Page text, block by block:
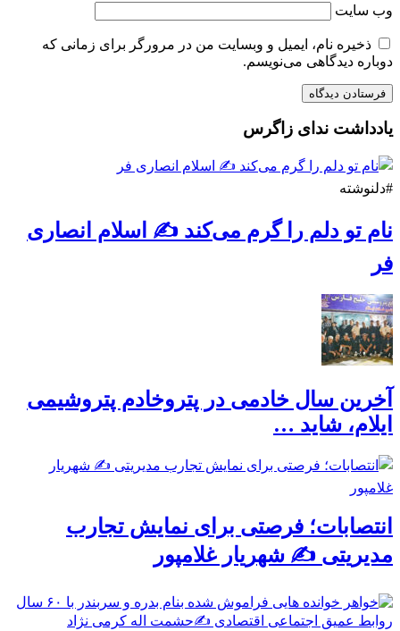
وب‌ سایت
ذخیره نام، ایمیل و وبسایت من در مرورگر برای زمانی که
دوباره دیدگاهی می‌نویسم.
یادداشت ندای زاگرس
#دلنوشته
نام تو دلم را گرم می‌کند ✍️ اسلام انصاری
فر
آخرین سال خادمی در پتروخادم پتروشیمی
ایلام، شاید …
انتصابات؛ فرصتی برای نمایش تجارب
مدیریتی ✍ شهریار غلامپور